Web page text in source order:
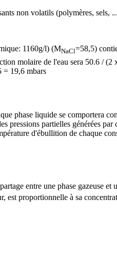
non volatils (polymères,
1160g/l) (MNaCl=58,5)
molaire de l'eau sera 50.6 /
= 19,6 mbars
phase liquide se comportera
pressions partielles générées par
d'ébullition de chaque
entre une phase gazeuse
est proportionnelle à sa